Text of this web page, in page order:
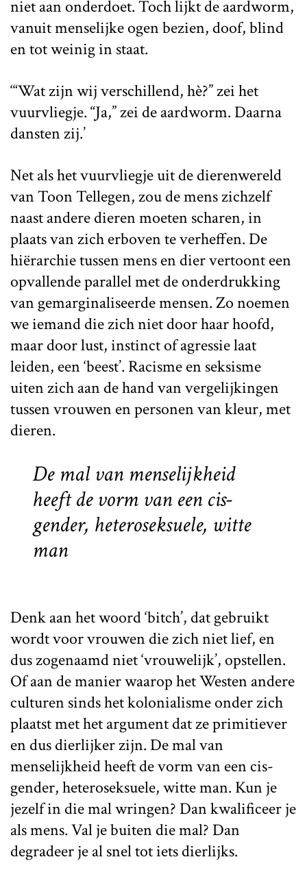
niet aan onderdoet. Toch lijkt de aardworm,
vanuit menselijke ogen bezien, doof, blind
en tot weinig in staat.
‘“Wat zijn wij verschillend, hè?” zei het
vuurvliegje. “Ja,” zei de aardworm. Daarna
dansten zij.’
Net als het vuurvliegje uit de dierenwereld
van Toon Tellegen, zou de mens zichzelf
naast andere dieren moeten scharen, in
plaats van zich erboven te verheffen. De
hiërarchie tussen mens en dier vertoont een
opvallende parallel met de onderdrukking
van gemarginaliseerde mensen. Zo noemen
we iemand die zich niet door haar hoofd,
maar door lust, instinct of agressie laat
leiden, een ‘beest’. Racisme en seksisme
uiten zich aan de hand van vergelijkingen
tussen vrouwen en personen van kleur, met
dieren.
De mal van menselijkheid
heeft de vorm van een cis-
gender, heteroseksuele, witte
man
Denk aan het woord ‘bitch’, dat gebruikt
wordt voor vrouwen die zich niet lief, en
dus zogenaamd niet ‘vrouwelijk’, opstellen.
Of aan de manier waarop het Westen andere
culturen sinds het kolonialisme onder zich
plaatst met het argument dat ze primitiever
en dus dierlijker zijn. De mal van
menselijkheid heeft de vorm van een cis-
gender, heteroseksuele, witte man. Kun je
jezelf in die mal wringen? Dan kwalificeer je
als mens. Val je buiten die mal? Dan
degradeer je al snel tot iets dierlijks.